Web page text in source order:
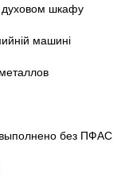
духовом шкафу
машині
без ПФАС